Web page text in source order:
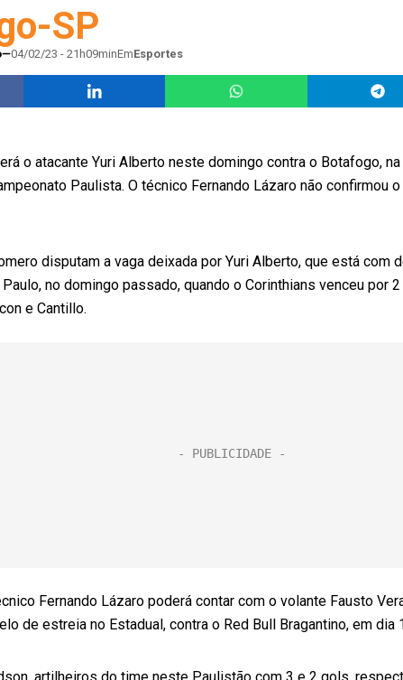
SP
04/02/23 - 21h09minEmEsportes
o atacante Yuri Alberto neste domingo contra o Botafogo,
Paulista. O técnico Fernando Lázaro não confirmou
disputam a vaga deixada por Yuri Alberto, que está com
no domingo passado, quando o Corinthians venceu por
e Cantillo.
Fernando Lázaro poderá contar com o volante Fausto
de estreia no Estadual, contra o Red Bull Bragantino, em dia